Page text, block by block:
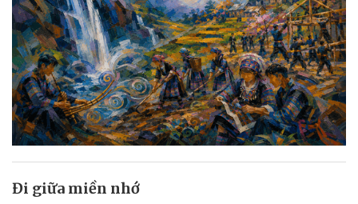
Đi giữa miền nhớ